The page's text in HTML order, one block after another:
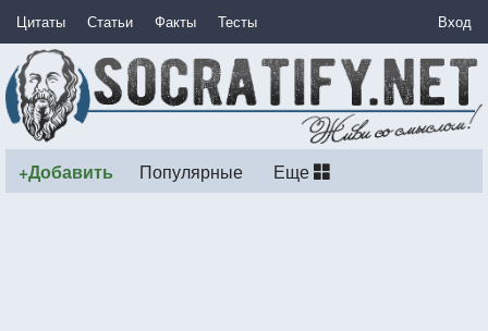
Цитаты Статьи Факты Тесты Вход
+Добавить Популярные Еще